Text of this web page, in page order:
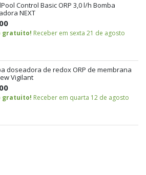
Control Basic ORP 3,0 l/h Bomba
NEXT
gratuito! Receber em sexta 21 de agosto
doseadora de redox ORP de membrana
Vigilant
gratuito! Receber em quarta 12 de agosto